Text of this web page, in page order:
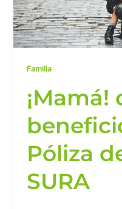
Familia
¡Mamá!
Póliza
SURA
Salud
SURA